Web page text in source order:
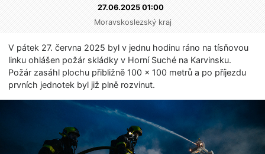
27.06.2025 01:00
Moravskoslezský kraj
V pátek 27. června 2025 byl v jednu hodinu ráno na tísňovou
linku ohlášen požár skládky v Horní Suché na Karvinsku.
Požár zasáhl plochu přibližně 100 × 100 metrů a po příjezdu
prvních jednotek byl již plně rozvinut.